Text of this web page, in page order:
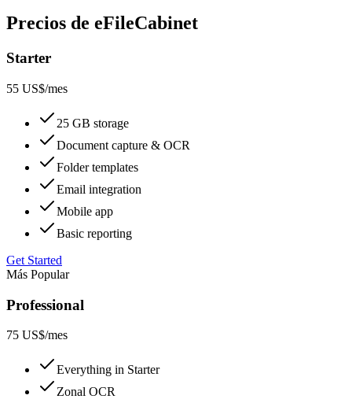
Precios de eFileCabinet
Starter
55 US$/mes
25 GB storage
Document capture & OCR
Folder templates
Email integration
Mobile app
Basic reporting
Get Started
Más Popular
Professional
75 US$/mes
Everything in Starter
Zonal OCR